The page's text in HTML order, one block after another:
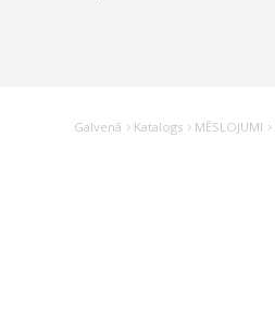
Galvenā Katalogs MĒSLOJUMI